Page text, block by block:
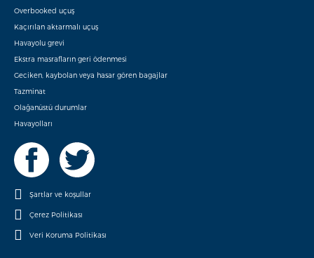
Overbooked uçuş
Kaçırılan aktarmalı uçuş
Havayolu grevi
Ekstra masrafların geri ödenmesi
Geciken, kaybolan veya hasar gören bagajlar
Tazminat
Olağanüstü durumlar
Havayolları
Şartlar ve koşullar
Çerez Politikası
Veri Koruma Politikası